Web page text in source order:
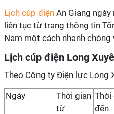
Lịch cúp điện An Giang
liên tục từ trang thông tin
Nam một cách nhanh chóng
Lịch cúp điện Long
Theo Công ty Điện lực Long
Ngày
Thời gian
từ
Thời
đến